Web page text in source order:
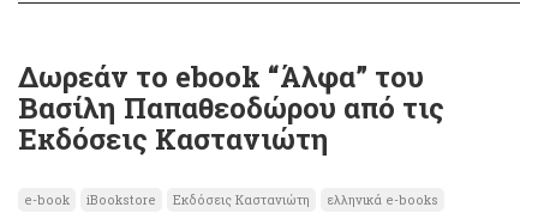
Δωρεάν το ebook “Άλφα” του
Βασίλη Παπαθεοδώρου από τις
Εκδόσεις Καστανιώτη
e-book iBookstore Εκδόσεις Καστανιώτη
ελληνικά e-books